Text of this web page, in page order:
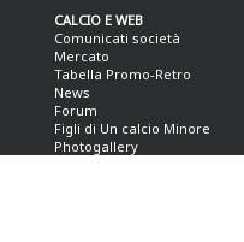
CALCIO E WEB
Comunicati società
Mercato
Tabella Promo-Retro
News
Forum
Figli di Un calcio Minore
Photogallery